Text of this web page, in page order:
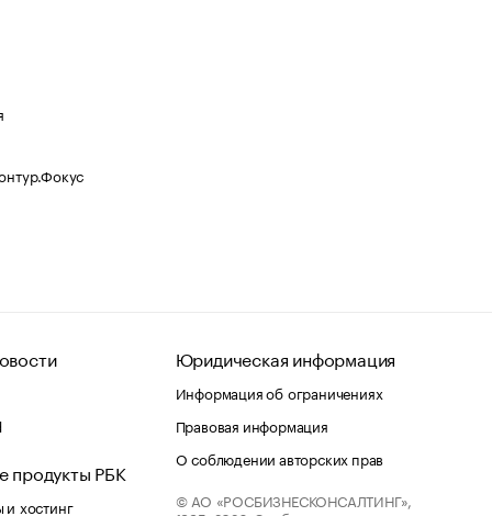
продукты РБК
хостинг
Юридическая информация
Информация об ограничениях
Правовая информация
О соблюдении авторских прав
© АО «РОСБИЗНЕСКОНСАЛТИНГ»,